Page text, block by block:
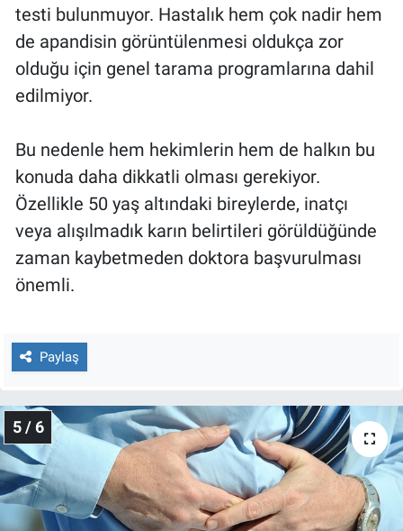
testi bulunmuyor. Hastalık hem çok nadir hem
de apandisin görüntülenmesi oldukça zor
olduğu için genel tarama programlarına dahil
edilmiyor.
Bu nedenle hem hekimlerin hem de halkın bu
konuda daha dikkatli olması gerekiyor.
Özellikle 50 yaş altındaki bireylerde, inatçı
veya alışılmadık karın belirtileri görüldüğünde
zaman kaybetmeden doktora başvurulması
önemli.
Paylaş
5 / 6